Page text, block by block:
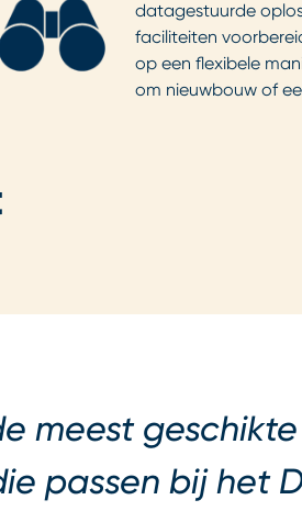
datagestuurde
faciliteiten
op een flexibele
om nieuwbouw of
meest
passen bij het